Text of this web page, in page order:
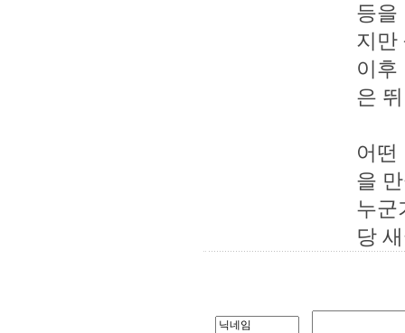
등을
지만
이
은
어
을
누군
당